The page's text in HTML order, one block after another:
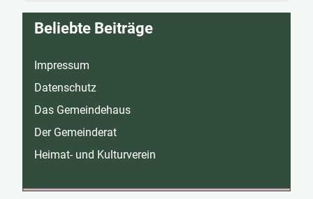
Beliebte Beiträge
Impressum
Datenschutz
Das Gemeindehaus
Der Gemeinderat
Heimat- und Kulturverein